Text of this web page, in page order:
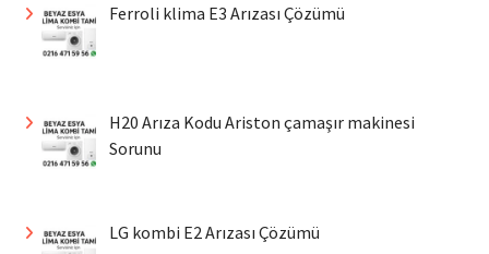
Ferroli klima E3 Arızası Çözümü
H20 Arıza Kodu Ariston çamaşır makinesi
Sorunu
LG kombi E2 Arızası Çözümü